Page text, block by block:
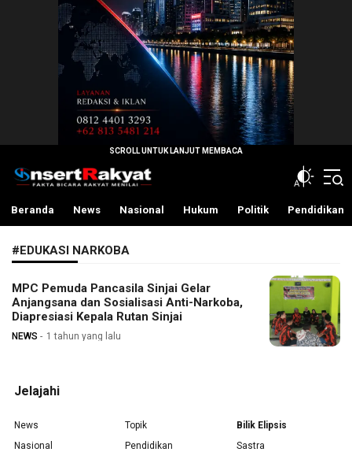
InsertRakyat.com
Fakta Bicara Rakyat Menilai
Beranda News Nasional Hukum Politik Pendidikan
#EDUKASI NARKOBA
MPC Pemuda Pancasila Sinjai Gelar
Anjangsana dan Sosialisasi Anti-Narkoba,
Diapresiasi Kepala Rutan Sinjai
NEWS 1 tahun yang lalu
Jelajahi
News
Nasional
Topik
Pendidikan
Bilik Elipsis
Sastra